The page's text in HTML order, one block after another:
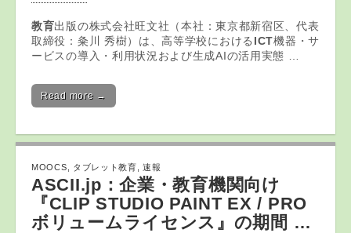
教育出版の株式会社旺文社（本社：東京都新宿区、代表
取締役：粂川 秀樹）は、高等学校における ICT機器・サ
ービスの導入・利用状況および生成AIの活用実態 …
Read more →
MOOCS タブレット教育 ,速報
ASCII.jp：企業・教育機関向け
『CLIP STUDIO PAINT EX / PRO
ボリュームライセンス』の期間 …